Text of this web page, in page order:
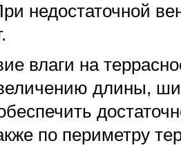
недостаточной
влаги на
длины,
по периметру